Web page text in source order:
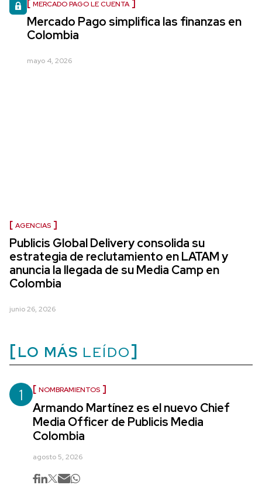
MERCADO PAGO LE CUENTA
Mercado Pago simplifica las finanzas en
Colombia
mayo 4, 2026
AGENCIAS
Publicis Global Delivery consolida su
estrategia de reclutamiento en LATAM y
anuncia la llegada de su Media Camp en
Colombia
junio 26, 2026
LO MÁS LEÍDO
1 NOMBRAMIENTOS
Armando Martínez es el nuevo Chief
Media Officer de Publicis Media
Colombia
agosto 5, 2026